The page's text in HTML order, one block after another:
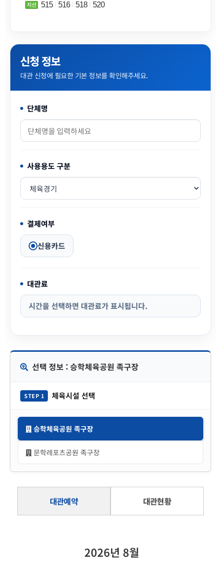
515
516 518 520
신청 정보
대관 신청에 필요한 기본 정보를 확인해주세요.
단체명
사용용도 구분
결제여부
신용카드
대관료
시간을 선택하면 대관료가 표시됩니다.
선택 정보 : 승학체육공원 족구장
STEP 1 체육시설 선택
승학체육공원 족구장
문학레포츠공원 족구장
대관예약 대관현황
2026년 8월